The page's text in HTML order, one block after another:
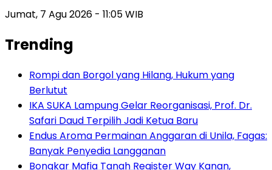
Jumat, 7 Agu 2026 - 11:05 WIB
Trending
Rompi dan Borgol yang Hilang, Hukum yang
Berlutut
IKA SUKA Lampung Gelar Reorganisasi, Prof. Dr.
Safari Daud Terpilih Jadi Ketua Baru
Endus Aroma Permainan Anggaran di Unila, Fagas:
Banyak Penyedia Langganan
Bongkar Mafia Tanah Register Way Kanan,